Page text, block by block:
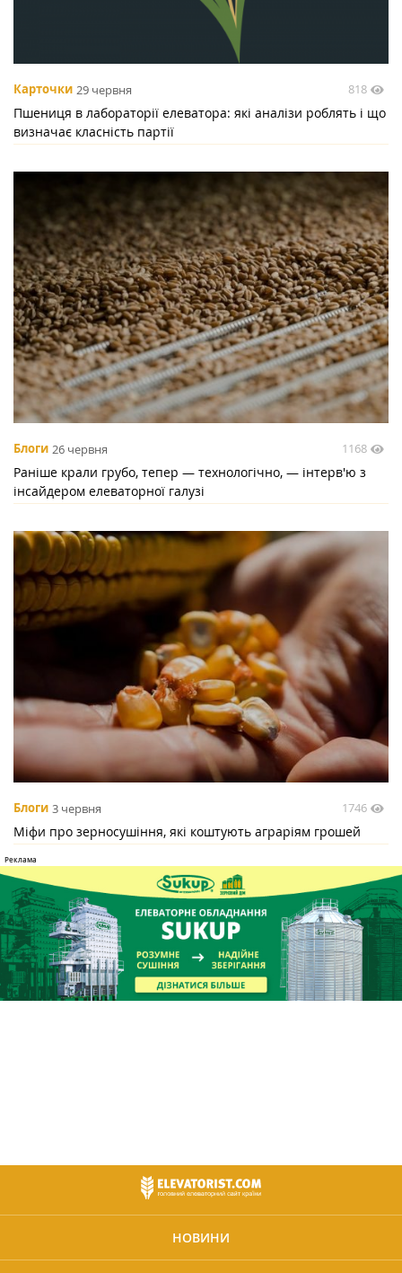
Карточки 29 червня 818
Пшениця в лабораторії елеватора: які аналізи роблять і що
визначає класність партії
Блоги 26 червня 1168
Раніше крали грубо, тепер — технологічно, — інтерв'ю з
інсайдером елеваторної галузі
Блоги 3 червня 1746
Міфи про зерносушіння, які коштують аграріям грошей
НОВИНИ